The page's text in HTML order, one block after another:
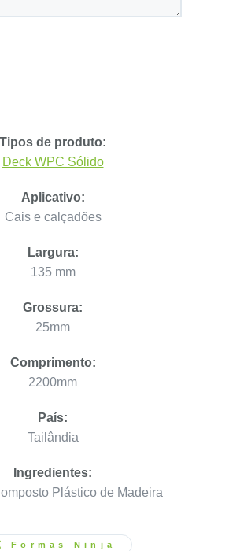
Tipos de produto:
Deck WPC Sólido
Aplicativo:
Cais e calçadões
Largura:
135 mm
Grossura:
25mm
Comprimento:
2200mm
País:
Tailândia
Ingredientes:
Plástico de Madeira
Formas Ninja